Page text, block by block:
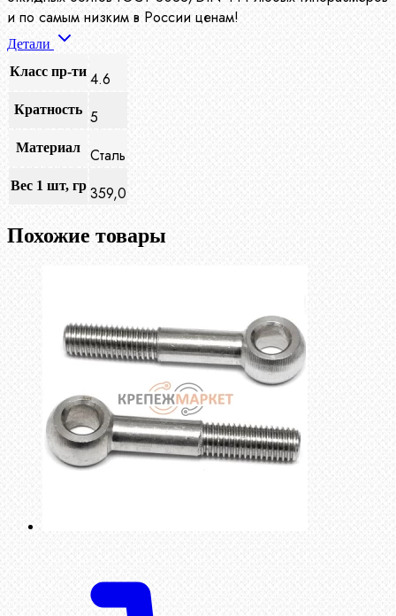
и по самым низким в России ценам!
Детали
Класс пр-ти 4.6
Кратность 5
Материал Сталь
Вес 1 шт, гр 359,0
Похожие товары